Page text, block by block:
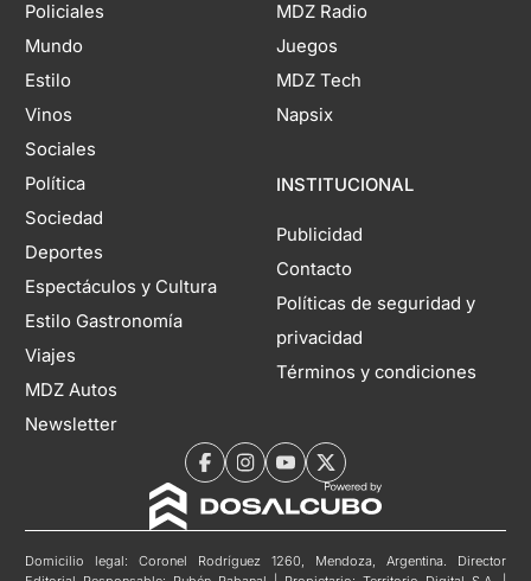
Policiales
Mundo
Estilo
Vinos
Sociales
Política
Sociedad
Deportes
Espectáculos y Cultura
Estilo Gastronomía
Viajes
MDZ Autos
Newsletter
MDZ Radio
Juegos
MDZ Tech
Napsix
INSTITUCIONAL
Publicidad
Contacto
Políticas de seguridad y
privacidad
Términos y condiciones
Domicilio legal: Coronel Rodríguez 1260, Mendoza, Argentina. Director